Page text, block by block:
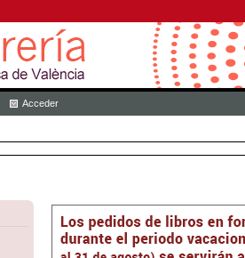
Acceder